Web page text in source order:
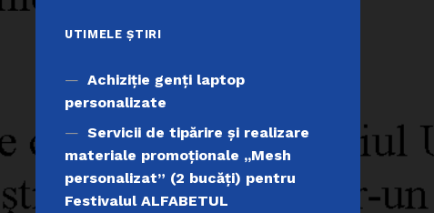
UTIMELE ȘTIRI
Achiziţie genți laptop
personalizate
Servicii de tipărire şi realizare
materiale promoţionale ,,Mesh
personalizat” (2 bucăți) pentru
Festivalul ALFABETUL